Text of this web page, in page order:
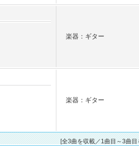
楽器：ギター
楽器：ギター
[全3曲を収載／1曲目～3曲目